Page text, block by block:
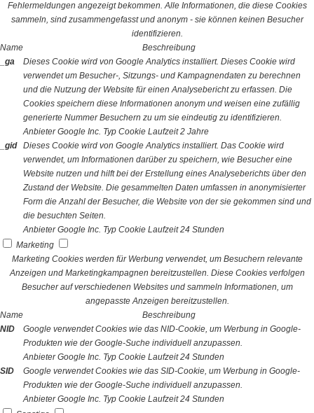
Fehlermeldungen angezeigt bekommen. Alle Informationen, die diese Cookies
sammeln, sind zusammengefasst und anonym - sie können keinen Besucher
identifizieren.
Name
Beschreibung
_ga
Dieses Cookie wird von Google Analytics installiert. Dieses Cookie wird
verwendet um Besucher-, Sitzungs- und Kampagnendaten zu berechnen
und die Nutzung der Website für einen Analysebericht zu erfassen. Die
Cookies speichern diese Informationen anonym und weisen eine zufällig
generierte Nummer Besuchern zu um sie eindeutig zu identifizieren.
Anbieter Google Inc. Typ Cookie Laufzeit 2 Jahre
_gid
Dieses Cookie wird von Google Analytics installiert. Das Cookie wird
verwendet, um Informationen darüber zu speichern, wie Besucher eine
Website nutzen und hilft bei der Erstellung eines Analyseberichts über den
Zustand der Website. Die gesammelten Daten umfassen in anonymisierter
Form die Anzahl der Besucher, die Website von der sie gekommen sind und
die besuchten Seiten.
Anbieter Google Inc. Typ Cookie Laufzeit 24 Stunden
Marketing
Marketing Cookies werden für Werbung verwendet, um Besuchern relevante
Anzeigen und Marketingkampagnen bereitzustellen. Diese Cookies verfolgen
Besucher auf verschiedenen Websites und sammeln Informationen, um
angepasste Anzeigen bereitzustellen.
Name
Beschreibung
NID
Google verwendet Cookies wie das NID-Cookie, um Werbung in Google-
Produkten wie der Google-Suche individuell anzupassen.
Anbieter Google Inc. Typ Cookie Laufzeit 24 Stunden
SID
Google verwendet Cookies wie das SID-Cookie, um Werbung in Google-
Produkten wie der Google-Suche individuell anzupassen.
Anbieter Google Inc. Typ Cookie Laufzeit 24 Stunden